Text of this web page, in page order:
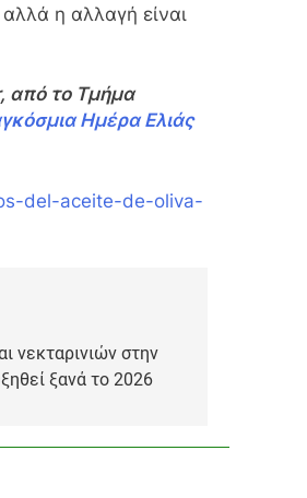
η αλλαγή είναι
από το Τμήμα
Ημέρα Ελιάς
del-aceite-de-oliva-
νεκταρινιών στην
ξανά το 2026